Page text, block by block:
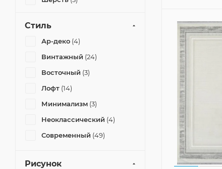
Стиль
Ар-деко (4)
Винтажный (24)
Восточный (3)
Лофт (14)
Минимализм (3)
Неоклассический (4)
Современный (49)
Рисунок